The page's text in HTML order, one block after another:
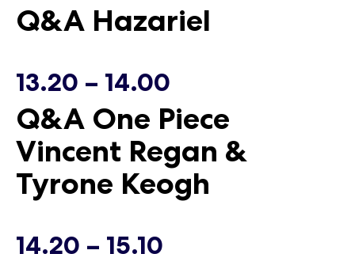
Q&A Hazariel
13.20 – 14.00
Q&A One Piece
Vincent Regan &
Tyrone Keogh
14.20 – 15.10